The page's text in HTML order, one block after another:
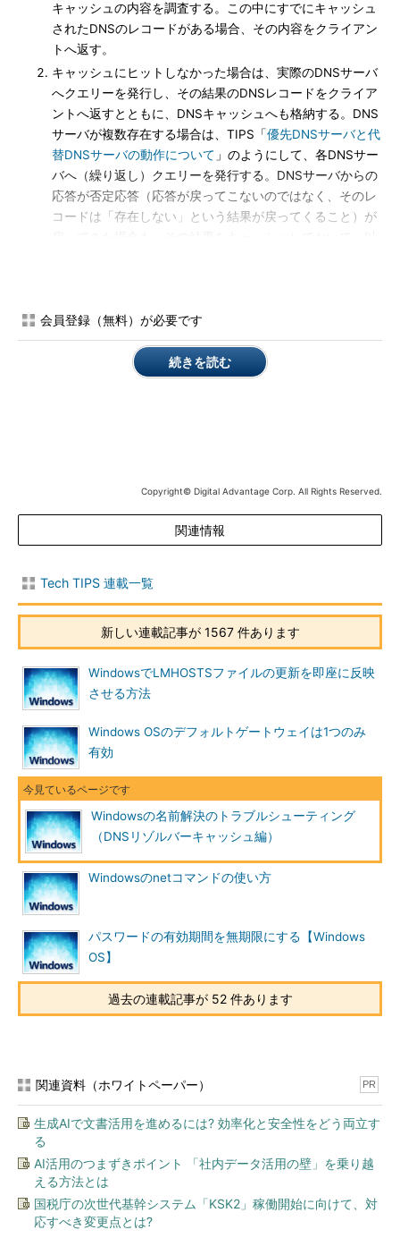
キャッシュの内容を調査する。この中にすでにキャッシュ
されたDNSのレコードがある場合、その内容をクライアン
トへ返す。
キャッシュにヒットしなかった場合は、実際のDNSサーバ
へクエリーを発行し、その結果のDNSレコードをクライア
ントへ返すとともに、DNSキャッシュへも格納する。DNS
サーバが複数存在する場合は、TIPS「優先DNSサーバと代
替DNSサーバの動作について 」のようにして、各DNSサー
バへ（繰り返し）クエリーを発行する。DNSサーバからの
応答が否定応答（応答が戻ってこないのではなく、そのレ
コードは「存在しない」という結果が戻ってくること）が
には必ずTTL（Time To Live。生存時間）が指定されてい
るので、その時間になるまではDNSサーバに対する再クエ
リーは行われない（キャッシュされる）。ただしこの有効
リゾルバ・キャッシュの内容は、システムを再起動した
フラッシュされ、初期値として、hostsファイルの内容
このように、DNSリゾルバ・キャッシュには、最近利用された
名前解決の結果が記録されている。だが場合によっては、好まし
くない（つまり、正しくない）名前解決の結果がアプリケーショ
ンに返されることがあり、ネットワークがつながらないなどのト
ラブルを引き起こすこともある。例えばLAN内でDHCPなどを使
っている場合、場合によってはIPアドレスと名前の対応が変わっ
てしまい、予期しないホストへ接続しようとしたりすることにな
る。ファイル・サーバやアプリケーション・サーバならば、固定
的なIPアドレスを割り当てて運用することが多いので、このよう
なトラブルは起こりにくいかもしれないが、クライアントPCの
場合は、起動するたびにIPアドレスが変わり、お互いにつながら
ないというトラブルが発生することがある。
また、ドメイン名やIPアドレス、（ISPなどで）ホスティング
されているマシンやサービスの変更など、ネットワーク環境の移
行などで名前とIPアドレスの対応が変わった場合も、注意が必要
である。古いDNSレコードがキャッシュされていると、新しく設
置したはずのネットワーク・サービスへつながらない、などとい
うトラブルが発生しやすい。
このような場合は、キャッシュの内容を強制的にフラッシュ
グ作業を行う場合にも、予期しないDNSレコードに振り回された
をするように心がけておきたい。といっても、フラッシュする方
法は非常に簡単である。
●DNSリゾルバ・キャッシュの内容の表示
DNSリゾルバ・キャッシュの内容を表示するには、コマンド・
プロンプト上で「ipconfig /displaydns」コマンドを実行する。こ
会員登録（無料）が必要です
続きを読む
Copyright© Digital Advantage Corp. All Rights Reserved.
関連情報
Tech TIPS 連載一覧
新しい連載記事が 1567 件あります
WindowsでLMHOSTSファイルの更新を即座に反映
させる方法
Windows OSのデフォルトゲートウェイは1つのみ
有効
Windowsの名前解決のトラブルシューティング
（DNSリゾルバーキャッシュ編）
Windowsのnetコマンドの使い方
パスワードの有効期間を無期限にする【Windows
OS】
過去の連載記事が 52 件あります
関連資料（ホワイトペーパー） PR
生成AIで文書活用を進めるには? 効率化と安全性をどう両立す
る
AI活用のつまずきポイント 「社内データ活用の壁」を乗り越
える方法とは
国税庁の次世代基幹システム「KSK2」稼働開始に向けて、対
応すべき変更点とは?